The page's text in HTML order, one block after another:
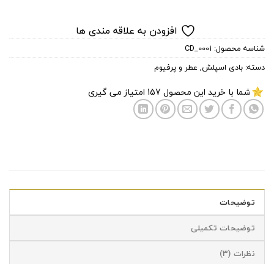
افزودن به علاقه مندی ها
شناسه محصول: CD_0001
دسته: بادی اسپلش, عطر و پرفیوم
شما با خرید این محصول 157 امتیاز می گیری
توضیحات
توضیحات تکمیلی
نظرات (3)